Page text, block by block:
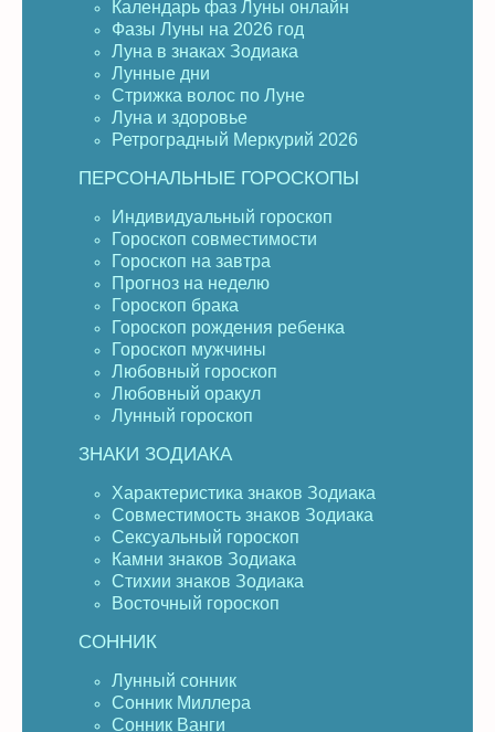
Календарь фаз Луны онлайн
Фазы Луны на 2026 год
Луна в знаках Зодиака
Лунные дни
Стрижка волос по Луне
Луна и здоровье
Ретроградный Меркурий 2026
ПЕРСОНАЛЬНЫЕ ГОРОСКОПЫ
Индивидуальный гороскоп
Гороскоп совместимости
Гороскоп на завтра
Прогноз на неделю
Гороскоп брака
Гороскоп рождения ребенка
Гороскоп мужчины
Любовный гороскоп
Любовный оракул
Лунный гороскоп
ЗНАКИ ЗОДИАКА
Характеристика знаков Зодиака
Совместимость знаков Зодиака
Сексуальный гороскоп
Камни знаков Зодиака
Стихии знаков Зодиака
Восточный гороскоп
СОННИК
Лунный сонник
Сонник Миллера
Сонник Ванги